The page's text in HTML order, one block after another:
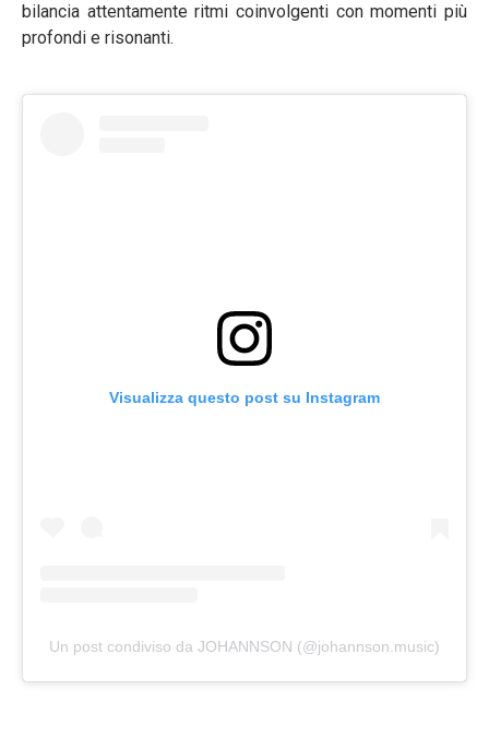
bilancia attentamente ritmi coinvolgenti con momenti più
profondi e risonanti.
Visualizza questo post su Instagram
Un post condiviso da JOHANNSON (@johannson.music)